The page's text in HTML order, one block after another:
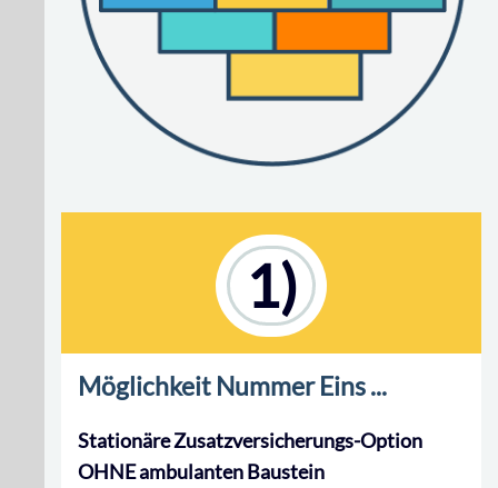
1)
Möglichkeit Nummer Eins ...
Stationäre Zusatzversicherungs-Option
OHNE ambulanten Baustein